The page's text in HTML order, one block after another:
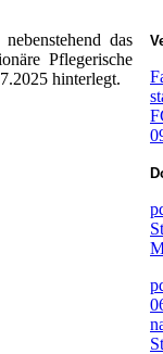
das
Pflegerische
hinterlegt.